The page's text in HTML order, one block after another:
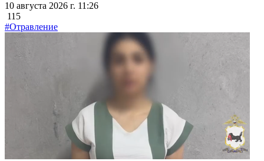
10 августа 2026 г. 11:26
115
#Отравление